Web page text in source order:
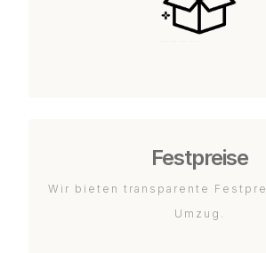
Festpreise
Wir bieten transparente
Umzug.